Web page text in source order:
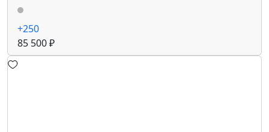
+250
85 500 ₽